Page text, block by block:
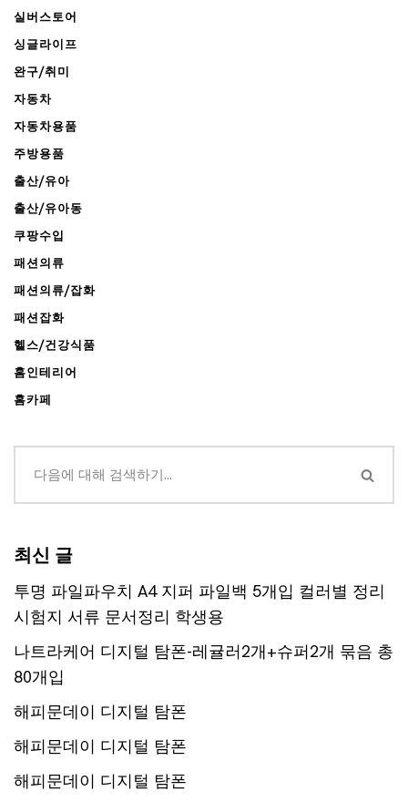
실버스토어
싱글라이프
완구/취미
자동차
자동차용품
주방용품
출산/유아
출산/유아동
쿠팡수입
패션의류
패션의류/잡화
패션잡화
헬스/건강식품
홈인테리어
홈카페
최신 글
투명 파일파우치 A4 지퍼 파일백 5개입 컬러별 정리
시험지 서류 문서정리 학생용
나트라케어 디지털 탐폰-레귤러2개+슈퍼2개 묶음 총
80개입
해피문데이 디지털 탐폰
해피문데이 디지털 탐폰
해피문데이 디지털 탐폰